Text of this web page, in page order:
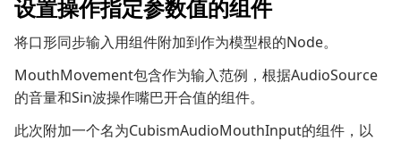
设置操作指定参数值的组件
将口形同步输入用组件附加到作为模型根的Node。
MouthMovement包含作为输入范例，根据AudioSource
的音量和Sin波操作嘴巴开合值的组件。
此次附加一个名为CubismAudioMouthInput的组件，以